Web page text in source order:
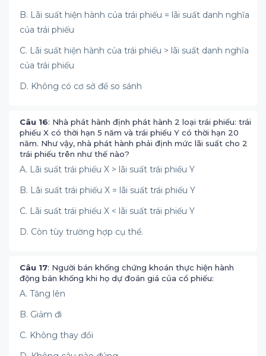
B. Lãi suất hiện hành của trái phiếu = lãi suất danh nghĩa
của trái phiếu
C. Lãi suất hiện hành của trái phiếu > lãi suất danh nghĩa
của trái phiếu
D. Không có cơ sở để so sánh
Câu 16: Nhà phát hành định phát hành 2 loại trái phiếu: trái
phiếu X có thời hạn 5 năm và trái phiếu Y có thời hạn 20
năm. Như vậy, nhà phát hành phải định mức lãi suất cho 2
trái phiếu trên như thế nào?
A. Lãi suất trái phiếu X > lãi suất trái phiếu Y
B. Lãi suất trái phiếu X = lãi suất trái phiếu Y
C. Lãi suất trái phiếu X < lãi suất trái phiếu Y
D. Còn tùy trường hợp cụ thể.
Câu 17: Người bán khống chứng khoán thực hiện hành
động bán khống khi họ dự đoán giá của cổ phiếu:
A. Tăng lên
B. Giảm đi
C. Không thay đổi